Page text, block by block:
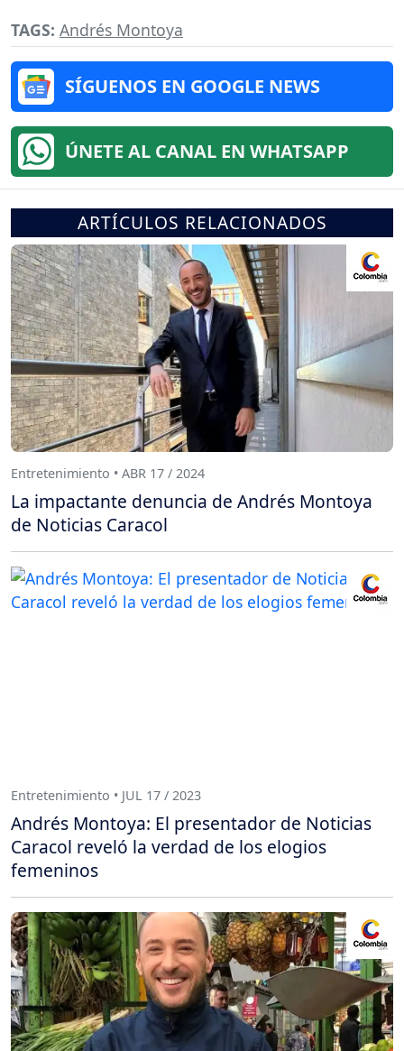
TAGS: Andrés Montoya
SÍGUENOS EN GOOGLE NEWS
ÚNETE AL CANAL EN WHATSAPP
ARTÍCULOS RELACIONADOS
Entretenimiento • ABR 17 / 2024
La impactante denuncia de Andrés Montoya
de Noticias Caracol
Entretenimiento • JUL 17 / 2023
Andrés Montoya: El presentador de Noticias
Caracol reveló la verdad de los elogios
femeninos